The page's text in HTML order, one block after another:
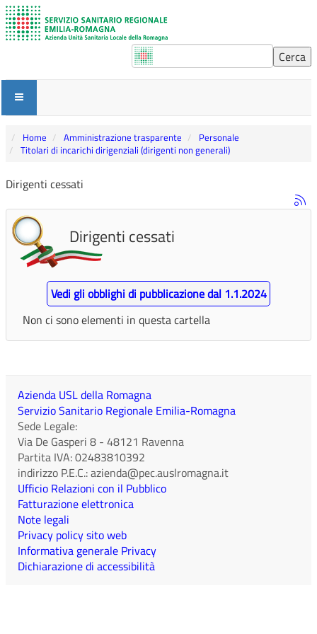
Home Amministrazione trasparente
Personale
Titolari di incarichi dirigenziali (dirigenti non generali)
Dirigenti cessati
Dirigenti cessati
Vedi gli obblighi di pubblicazione dal 1.1.2024
Non ci sono elementi in questa cartella
Azienda USL della Romagna
Servizio Sanitario Regionale Emilia-Romagna
Sede Legale:
Via De Gasperi 8 - 48121 Ravenna
Partita IVA:02483810392
indirizzo P.E.C.:azienda@pec.auslromagna.it
Ufficio Relazioni con il Pubblico
Fatturazione elettronica
Note legali
Privacy policy sito web
Informativa generale Privacy
Dichiarazione di accessibilità